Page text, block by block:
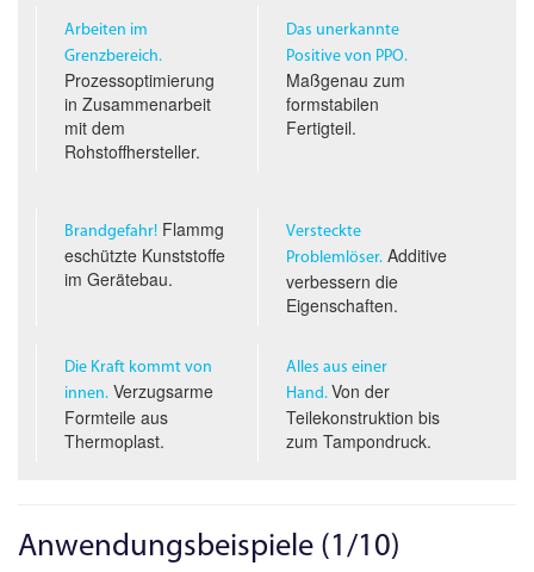
Arbeiten im
Grenzbereich.
Prozessoptimierung
in Zusammenarbeit
mit dem
Rohstoffhersteller.
Das unerkannte
Positive von PPO.
Maßgenau zum
formstabilen
Fertigteil.
Brandgefahr!Flammg
eschützte Kunststoffe
im Gerätebau.
Versteckte
Problemlöser.Additive
verbessern die
Eigenschaften.
Die Kraft kommt von
innen.Verzugsarme
Formteile aus
Thermoplast.
Alles aus einer
Hand. Von der
Teilekonstruktion bis
zum Tampondruck.
Anwendungsbeispiele (1/10)